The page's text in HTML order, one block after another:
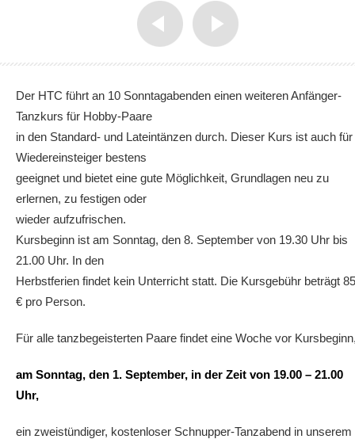
Der HTC führt an 10 Sonntagabenden einen weiteren Anfänger-
Tanzkurs für Hobby-Paare
in den Standard- und Lateintänzen durch. Dieser Kurs ist auch für
Wiedereinsteiger bestens
geeignet und bietet eine gute Möglichkeit, Grundlagen neu zu
erlernen, zu festigen oder
wieder aufzufrischen.
Kursbeginn ist am Sonntag, den 8. September von 19.30 Uhr bis
21.00 Uhr. In den
Herbstferien findet kein Unterricht statt. Die Kursgebühr beträgt 85
€ pro Person.
Für alle tanzbegeisterten Paare findet eine Woche vor
am Sonntag, den 1. September, in der Zeit von 19.00 – 21.00
Uhr,
ein zweistündiger, kostenloser Schnupper-Tanzabend in unserem